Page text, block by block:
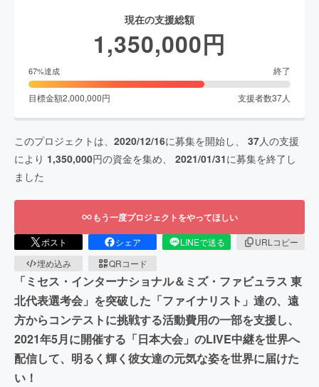
現在の支援総額
1,350,000円
67%達成 終了
目標金額2,000,000円 支援者数37人
このプロジェクトは、 2020/12/16に募集を開始し、 37人の支援
により 1,350,000円の資金を集め、 2021/01/31に募集を終了し
ました
もう一度プロジェクトをやってほしい
ポスト シェア LINEで送る
URLコピー
埋め込み
QRコード
「ミセス・インターナショナル＆ミズ・ファビュラス 東
北代表選考会」を突破した「ファイナリスト」達の、遠
方からコンテストに挑戦する活動費用の一部を支援し、
2021年5月に開催する「日本大会」のLIVE中継を世界へ
配信して、明るく輝く彼女達の元気な姿を世界に届けた
い！